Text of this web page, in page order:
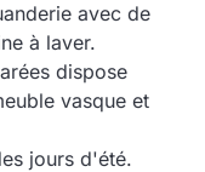
avec de
à laver.
dispose
vasque et
jours d'été.